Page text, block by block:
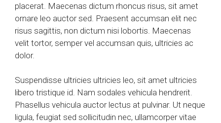
placerat. Maecenas dictum rhoncus risus, sit amet
ornare leo auctor sed. Praesent accumsan elit nec
risus sagittis, non dictum nisi lobortis. Maecenas
velit tortor, semper vel accumsan quis, ultricies ac
dolor.
Suspendisse ultricies ultricies leo, sit amet ultricies
libero tristique id. Nam sodales vehicula hendrerit.
Phasellus vehicula auctor lectus at pulvinar. Ut neque
ligula, feugiat sed sollicitudin nec, ullamcorper vitae